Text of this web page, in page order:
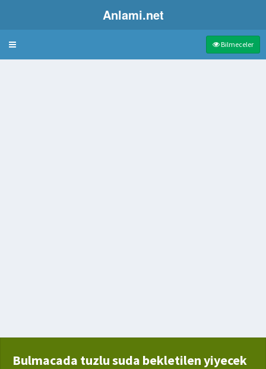
Anlami.net
Bulmaca Bilmeceler
Bulmacada tuzlu suda bekletilen yiyecek